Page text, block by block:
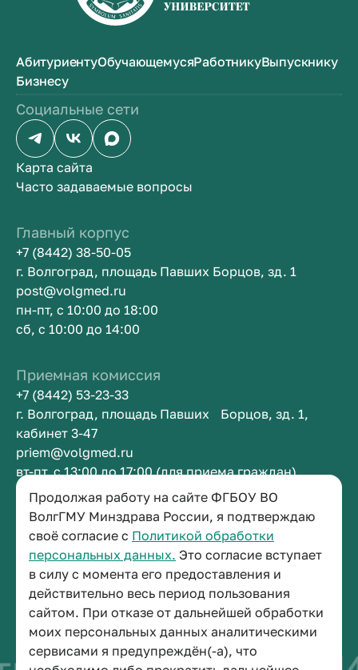
Продолжая работу на сайте ФГБОУ ВО
ВолгГМУ Минздрава России, я подтверждаю
своё согласие с Политикой обработки
персональных данных. Это согласие вступает
в силу с момента его предоставления и
действительно весь период пользования
сайтом. При отказе от дальнейшей обработки
моих персональных данных аналитическими
сервисами я предупреждён(-а), что
АбитуриентуОбучающемусяРаботникуВыпускнику
Бизнесу
Социальные сети
Карта сайта
Часто задаваемые вопросы
Главный корпус
+7 (8442) 38-50-05
г. Волгоград, площадь Павших Борцов, зд. 1
post@volgmed.ru
пн-пт, с 10:00 до 18:00
сб, с 10:00 до 14:00
Приемная комиссия
+7 (8442) 53-23-33
г. Волгоград, площадь Павших Борцов, зд. 1,
кабинет 3-47
priem@volgmed.ru
вт-пт, с 13:00 до 17:00 (для приема граждан)
Приемная ректора
+7 (8442) 38-50-05
г. Волгоград, площадь Павших Борцов, зд. 1,
кабинет 3-11
post@volgmed.ru
пн-пт, с 08.30 до 17.00 (перерыв с 12.30 до 13.00)